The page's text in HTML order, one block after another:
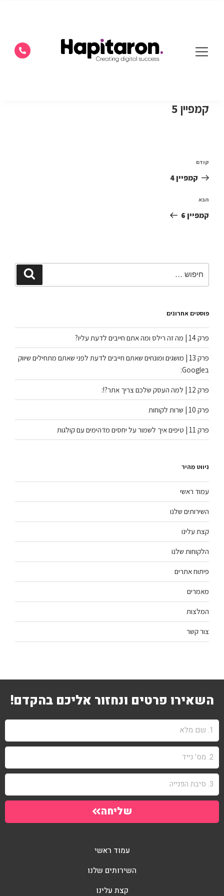
קמפיין 5
קודם
קמפיין 4
הבא
קמפיין 6
פוסטים אחרונים
פרק 14 | מה זה רילס ומה אתם חייבים לדעת עליו?
פרק 13 | מושגים ומונחים שאתם חייבים לדעת לפני שאתם מתחילים שיווק
בGoogle:
פרק 12 | למה העסק שלכם צריך אתר?!:
פרק 10 | שרות לקוחות
פרק 11 | טיפים איך לשמור על יחסים מדהימים עם קולגות
ניווט מהיר
עמוד ראשי
השירותים שלנו
קצת עלינו
הלקוחות שלנו
פיתוח אתרים
מאמרים
המלצות
צור קשר
השאירו פרטים ונחזור אליכם בהקדם!
שליחה
עמוד ראשי
השירותים שלנו
קצת עלינו